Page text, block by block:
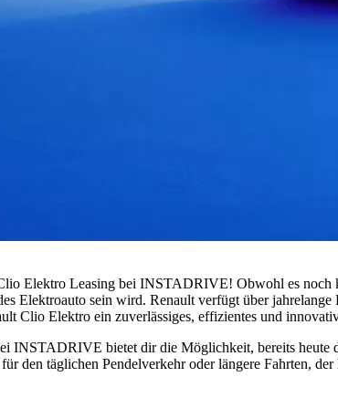
Elektro Leasing bei INSTADRIVE! Obwohl es
Elektroauto sein wird. Renault verfügt über
Clio Elektro ein zuverlässiges, effizientes und
INSTADRIVE bietet dir die Möglichkeit, bereits heute
den täglichen Pendelverkehr oder längere Fahrten,